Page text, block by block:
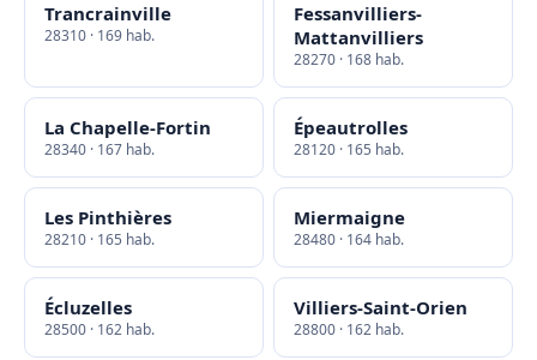
Trancrainville
28310 · 169 hab.
Fessanvilliers-
Mattanvilliers
28270 · 168 hab.
La Chapelle-Fortin
28340 · 167 hab.
Épeautrolles
28120 · 165 hab.
Les Pinthières
28210 · 165 hab.
Miermaigne
28480 · 164 hab.
Écluzelles
28500 · 162 hab.
Villiers-Saint-Orien
28800 · 162 hab.